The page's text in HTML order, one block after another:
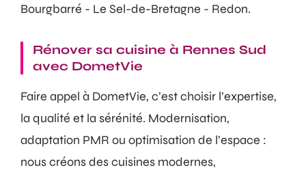
Bourgbarré - Le Sel-de-Bretagne - Redon.
Rénover sa cuisine à Rennes Sud
avec DometVie
Faire appel à DometVie, c’est choisir l’expertise,
la qualité et la sérénité. Modernisation,
adaptation PMR ou optimisation de l’espace :
nous créons des cuisines modernes,